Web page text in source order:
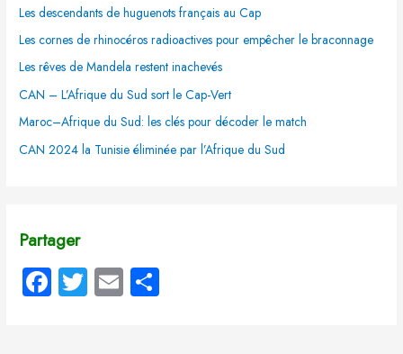
Les descendants de huguenots français au Cap
Les cornes de rhinocéros radioactives pour empêcher le braconnage
Les rêves de Mandela restent inachevés
CAN – L’Afrique du Sud sort le Cap-Vert
Maroc–Afrique du Sud: les clés pour décoder le match
CAN 2024 la Tunisie éliminée par l’Afrique du Sud
Partager
Fa
ce
T
wi
E
m